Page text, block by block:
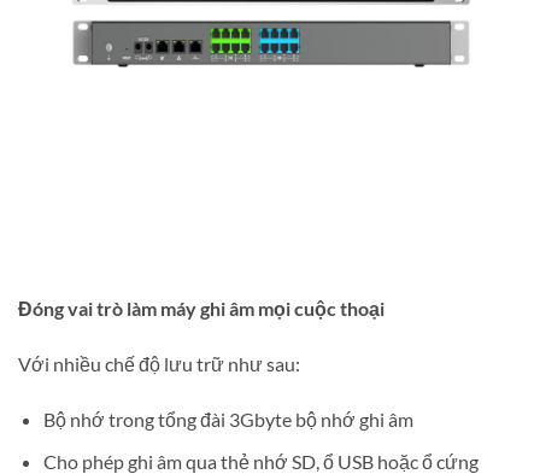
Đóng vai trò làm máy ghi âm mọi cuộc thoại
Với nhiều chế độ lưu trữ như sau:
Bộ nhớ trong tổng đài 3Gbyte bộ nhớ ghi âm
Cho phép ghi âm qua thẻ nhớ SD, ổ USB hoặc ổ cứng